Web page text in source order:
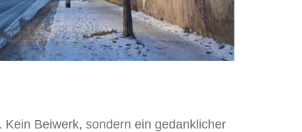
Beiwerk, sondern ein gedanklicher